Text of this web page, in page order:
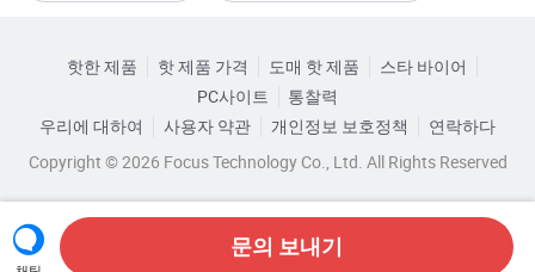
1.공급망을 통합하여 경쟁력 있는 가격을 제공할 수 있습니
다.
2.저희는 경험 많은 외국 무역 팀이 판매, 배송 및 판매 후
3.빠른 리드타임 확인을 위한 전문 생산 라인을 보유하고
있습니다.
쿠션 직물
카테고리로 찾아보기
핫한 제품 핫 제품 가격 도매 핫 제품
스타 바이어
PC사이트
통찰력
우리에 대하여
사용자 약관 개인정보 보호정책
연락하다
Copyright © 2026 Focus Technology Co., Ltd. All Rights Reserved
문의 보내기